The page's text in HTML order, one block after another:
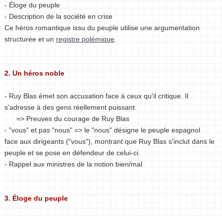
- Éloge du peuple
- Description de la société en crise
Ce héros romantique issu du peuple utilise une argumentation
structurée et un registre polémique
2. Un héros noble
- Ruy Blas émet son accusation face à ceux qu'il critique. Il
s'adresse à des gens réellement puissant.
=> Preuves du courage de Ruy Blas
- "vous" et pas "nous" => le "nous" désigne le peuple espagnol
face aux dirigeants ("vous"), montrant que Ruy Blas s'inclut dans le
peuple et se pose en défendeur de celui-ci.
- Rappel aux ministres de la notion bien/mal
3. Éloge du peuple